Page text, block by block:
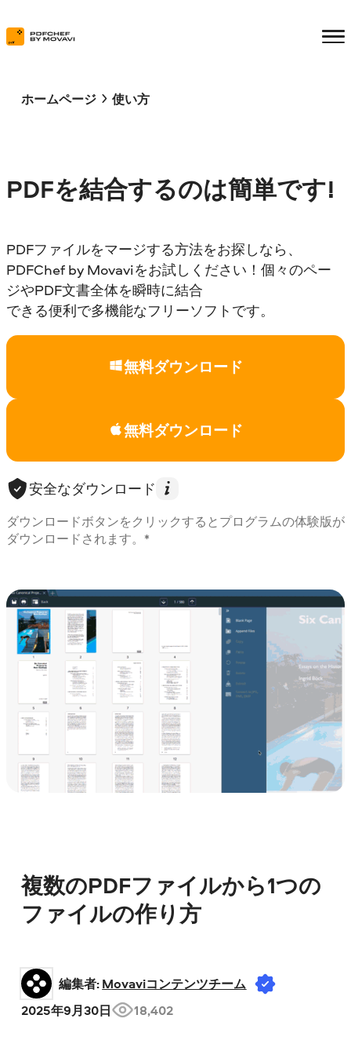
ホームページ 使い方
PDFを結合するのは簡単です!
PDFファイルをマージする方法をお探しなら、
PDFChef by Movaviをお試しください！個々のペー
ジやPDF文書全体を瞬時に結合
できる便利で多機能なフリーソフトです。
無料ダウンロード
無料ダウンロード
安全なダウンロード
ダウンロードボタンをクリックするとプログラムの体験版が
ダウンロードされます。*
複数のPDFファイルから1つの
ファイルの作り方
編集者: Movaviコンテンツチーム
2025年9月30日
18,402